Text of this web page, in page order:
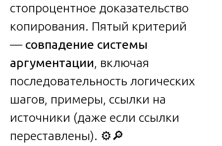
стопроцентное доказательство
копирования. Пятый критерий
— совпадение системы
аргументации, включая
последовательность логических
шагов, примеры, ссылки на
источники (даже если ссылки
переставлены). ⚙️🔎